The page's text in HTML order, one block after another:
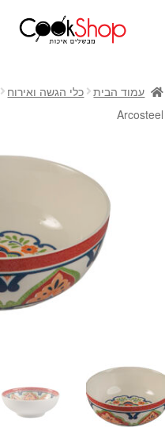
חנות
כלי בישול
כלי הגשה ואירוח
מוצרי חשמל למטבח
גאדג'טס וכלי מטבח
אחסון למטבח
המותגים שלנו
חגים
מתנות לחנוכת בית
מתנות למטבח
עמוד הבית כלי הגשה ואירוח
Arcosteel